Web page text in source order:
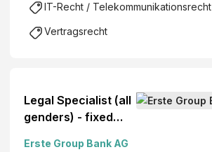
IT-Recht / Telekommunikationsrecht
Vertragsrecht
Legal Specialist (all
genders) - fixed
Erste Group Bank AG